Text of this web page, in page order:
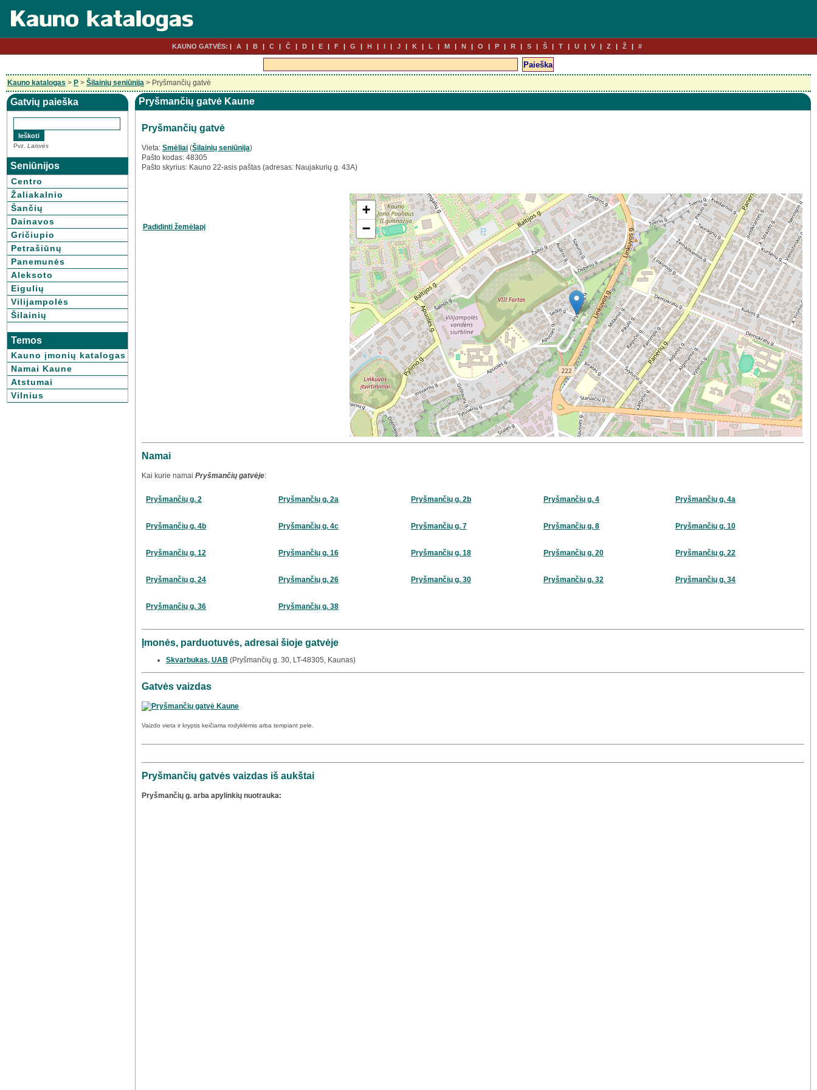
KAUNO GATVĖS: A B C Č D E F G H I J K L M N O P R S Š T U V Z Ž #
Kauno katalogas > P > Šilainių seniūnija > Pryšmančių gatvė
Gatvių paieška
Pvz. Laisvės
Seniūnijos
Centro
Žaliakalnio
Šančių
Dainavos
Gričiupio
Petrašiūnų
Panemunės
Aleksoto
Eigulių
Vilijampolės
Šilainių
Temos
Kauno įmonių katalogas
Namai Kaune
Atstumai
Vilnius
Pryšmančių gatvė Kaune
Pryšmančių gatvė
Vieta: Smėliai (Šilainių seniūnija)
Pašto kodas: 48305
Pašto skyrius: Kauno 22-asis paštas (adresas: Naujakurių g. 43A)
Padidinti žemėlapį
+
−
Namai
Kai kurie namai Pryšmančių gatvėje:
Pryšmančių g. 2 Pryšmančių g. 2a Pryšmančių g. 2b Pryšmančių g. 4 Pryšmančių g. 4a
Pryšmančių g. 4b Pryšmančių g. 4c Pryšmančių g. 7 Pryšmančių g. 8 Pryšmančių g. 10
Pryšmančių g. 12 Pryšmančių g. 16 Pryšmančių g. 18 Pryšmančių g. 20 Pryšmančių g. 22
Pryšmančių g. 24 Pryšmančių g. 26 Pryšmančių g. 30 Pryšmančių g. 32 Pryšmančių g. 34
Pryšmančių g. 36 Pryšmančių g. 38
Įmonės, parduotuvės, adresai šioje gatvėje
Skvarbukas, UAB (Pryšmančių g. 30, LT-48305, Kaunas)
Gatvės vaizdas
Vaizdo vieta ir kryptis keičiama rodyklėmis arba tempiant pele.
Pryšmančių gatvės vaizdas iš aukštai
Pryšmančių g. arba apylinkių nuotrauka: